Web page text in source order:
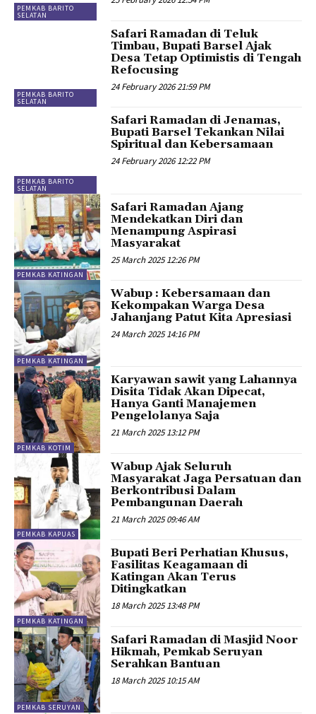
PEMKAB BARITO
SELATAN
PEMKAB BARITO
SELATAN
Safari Ramadan di Teluk
Timbau, Bupati Barsel Ajak
Desa Tetap Optimistis di Tengah
Refocusing
24 February 2026 21:59 PM
PEMKAB BARITO
SELATAN
Safari Ramadan di Jenamas,
Bupati Barsel Tekankan Nilai
Spiritual dan Kebersamaan
24 February 2026 12:22 PM
PEMKAB KATINGAN
Safari Ramadan Ajang
Mendekatkan Diri dan
Menampung Aspirasi
Masyarakat
25 March 2025 12:26 PM
PEMKAB KATINGAN
Wabup : Kebersamaan dan
Kekompakan Warga Desa
Jahanjang Patut Kita Apresiasi
24 March 2025 14:16 PM
PEMKAB KOTIM
Karyawan sawit yang Lahannya
Disita Tidak Akan Dipecat,
Hanya Ganti Manajemen
Pengelolanya Saja
21 March 2025 13:12 PM
PEMKAB KAPUAS
Wabup Ajak Seluruh
Masyarakat Jaga Persatuan dan
Berkontribusi Dalam
Pembangunan Daerah
21 March 2025 09:46 AM
PEMKAB KATINGAN
Bupati Beri Perhatian Khusus,
Fasilitas Keagamaan di
Katingan Akan Terus
Ditingkatkan
18 March 2025 13:48 PM
PEMKAB SERUYAN
Safari Ramadan di Masjid Noor
Hikmah, Pemkab Seruyan
Serahkan Bantuan
18 March 2025 10:15 AM